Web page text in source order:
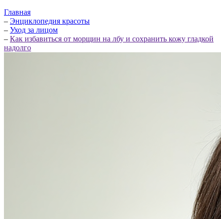
Главная
– Энциклопедия красоты
– Уход за лицом
– Как избавиться от морщин на лбу и сохранить кожу гладкой
надолго